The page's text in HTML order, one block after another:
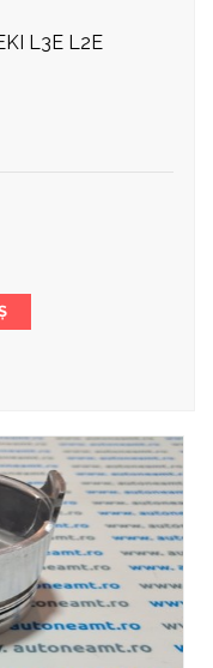
L3E L2E